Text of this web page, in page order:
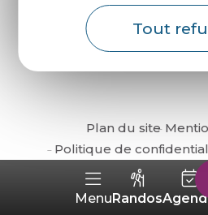
Tout
MenuRandos
Comment
Plan du site
Politique de